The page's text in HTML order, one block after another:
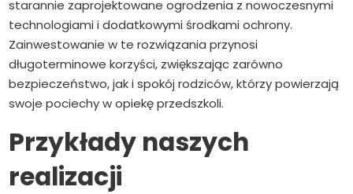
starannie zaprojektowane ogrodzenia z nowoczesnymi
technologiami i dodatkowymi środkami ochrony.
Zainwestowanie w te rozwiązania przynosi
długoterminowe korzyści, zwiększając zarówno
bezpieczeństwo, jak i spokój rodziców, którzy powierzają
swoje pociechy w opiekę przedszkoli.
Przykłady naszych
realizacji